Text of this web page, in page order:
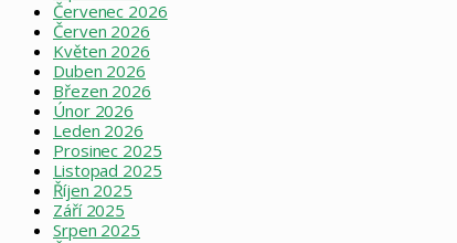
Červenec 2026
Červen 2026
Květen 2026
Duben 2026
Březen 2026
Únor 2026
Leden 2026
Prosinec 2025
Listopad 2025
Říjen 2025
Září 2025
Srpen 2025